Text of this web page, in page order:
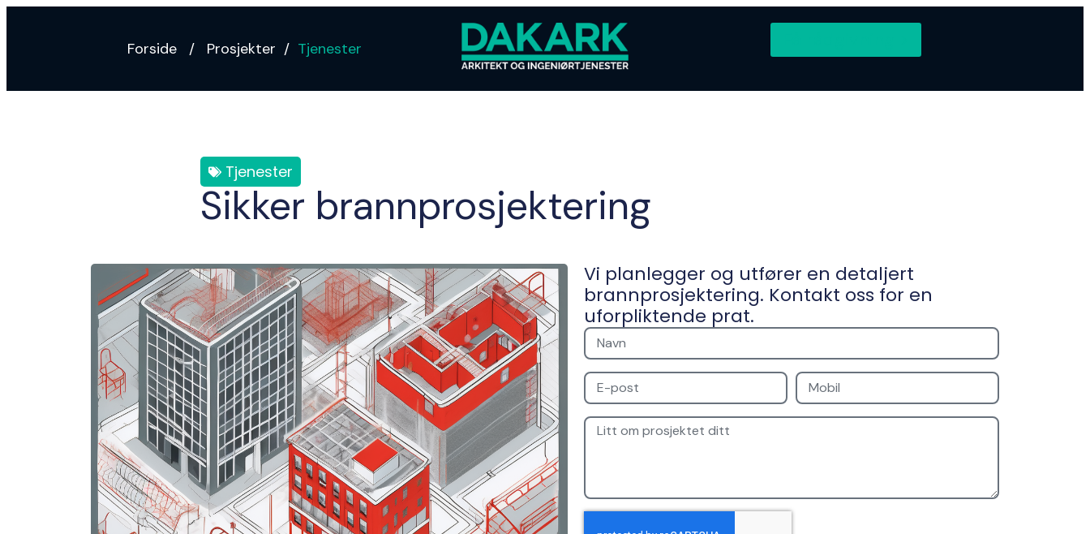
Forside / Prosjekter / Tjenester
Tjenester
Sikker brannprosjektering
Vi planlegger og utfører en detaljert
brannprosjektering. Kontakt oss for en
uforpliktende prat.